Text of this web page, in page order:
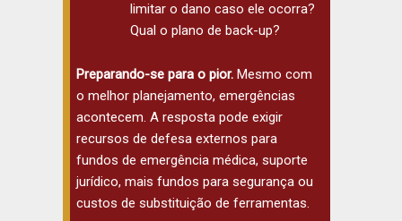
limitar o dano caso ele ocorra?
Qual o plano de back-up?
Preparando-se para o pior. Mesmo com
o melhor planejamento, emergências
acontecem. A resposta pode exigir
recursos de defesa externos para
fundos de emergência médica, suporte
jurídico, mais fundos para segurança ou
custos de substituição de ferramentas.